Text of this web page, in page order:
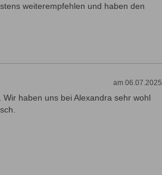
weiterempfehlen und haben den
am 06.07.2025
haben uns bei Alexandra sehr wohl